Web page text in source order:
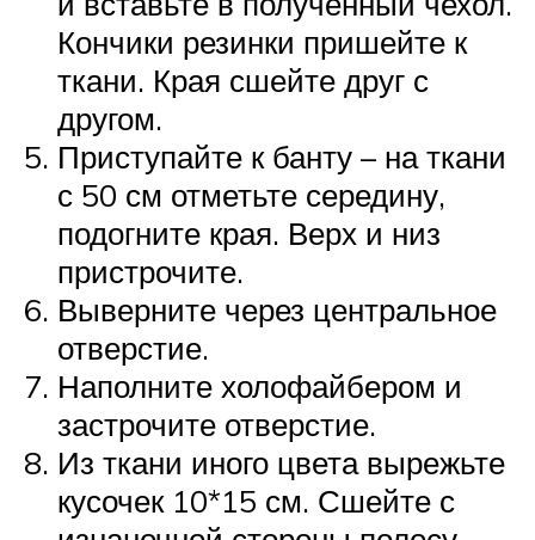
Кончики резинки пришейте к
ткани. Края сшейте друг с
другом.
Приступайте к банту – на ткани
с 50 см отметьте середину,
подогните края. Верх и низ
пристрочите.
Выверните через центральное
отверстие.
Наполните холофайбером и
застрочите отверстие.
Из ткани иного цвета вырежьте
кусочек 10*15 см. Сшейте с